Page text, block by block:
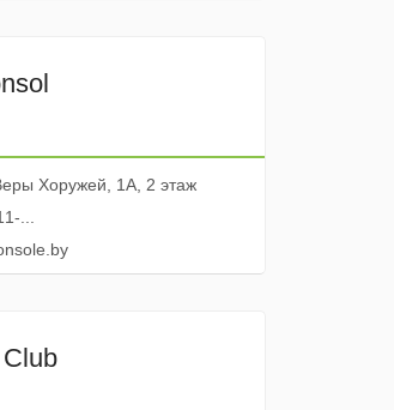
Хоружей, 1А, 2 этаж
...